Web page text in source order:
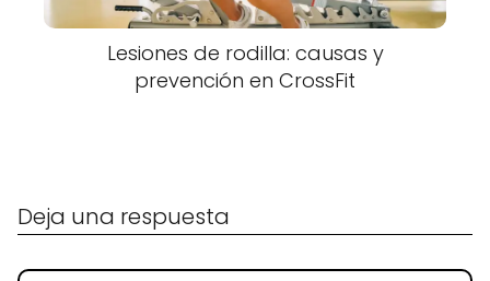
Lesiones de rodilla: causas y
prevención en CrossFit
Deja una respuesta